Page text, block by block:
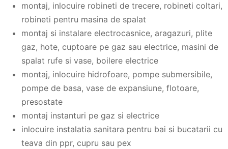
montaj, inlocuire robineti de trecere, robineti coltari,
robineti pentru masina de spalat
montaj si instalare electrocasnice, aragazuri, plite
gaz, hote, cuptoare pe gaz sau electrice, masini de
spalat rufe si vase, boilere electrice
montaj, inlocuire hidrofoare, pompe submersibile,
pompe de basa, vase de expansiune, flotoare,
presostate
montaj instanturi pe gaz si electrice
inlocuire instalatia sanitara pentru bai si bucatarii cu
teava din ppr, cupru sau pex